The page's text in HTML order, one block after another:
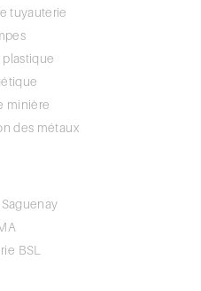
tuyauterie
minière
des métaux
BSL